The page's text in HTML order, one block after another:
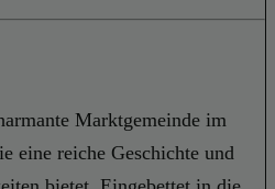
Marktgemeinde im
eine reiche Geschichte und